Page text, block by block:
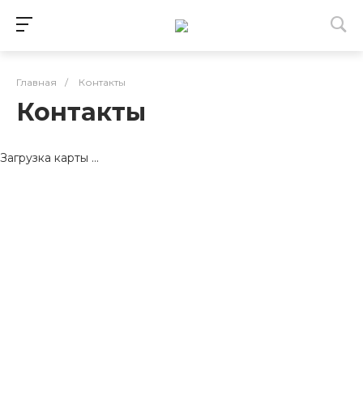
Главная / Контакты
Контакты
Загрузка карты ...